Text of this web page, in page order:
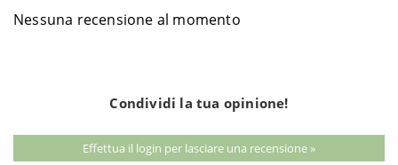
Nessuna recensione al momento
Condividi la tua opinione!
Effettua il login per lasciare una recensione »